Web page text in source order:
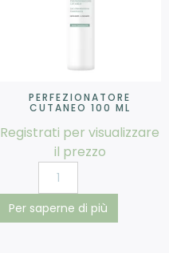
PERFEZIONATORE
CUTANEO 100 ML
Registrati per visualizzare
il prezzo
Per saperne di più